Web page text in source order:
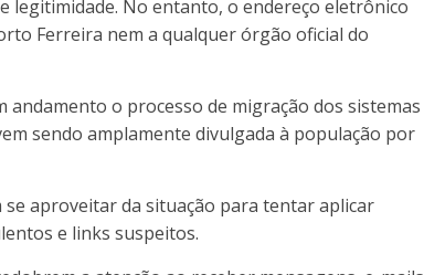
legitimidade. No entanto, o endereço eletrônico
Ferreira nem a qualquer órgão oficial do
o processo de migração dos sistemas
sendo amplamente divulgada à população por
aproveitar da situação para tentar aplicar
e links suspeitos.